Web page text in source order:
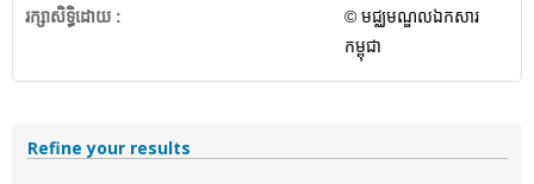
រក្សាសិទ្ធិដោយ :
© មជ្ឈមណ្ឌលឯកសារ
កម្ពុជា
Refine your results